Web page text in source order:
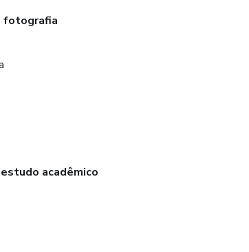
fotografia
acadêmico